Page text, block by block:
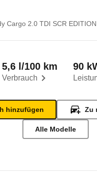
Cargo 2.0 TDI SCR
Verbrauch
5,6 l/100 km 90
hinzufügen Zu
Alle Modelle